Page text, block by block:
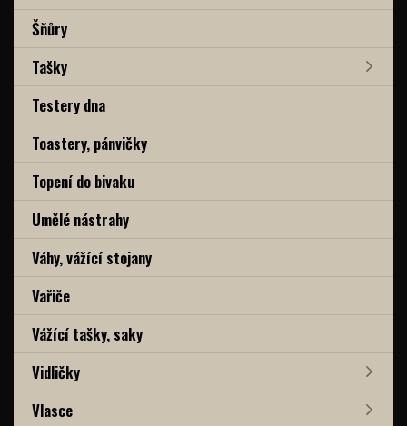
Šňůry
Tašky
Testery dna
Toastery, pánvičky
Topení do bivaku
Umělé nástrahy
Váhy, vážící stojany
Vařiče
Vážící tašky, saky
Vidličky
Vlasce